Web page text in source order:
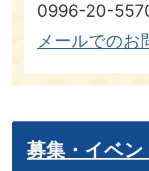
0996-20-
メールでのお
募集・イベン